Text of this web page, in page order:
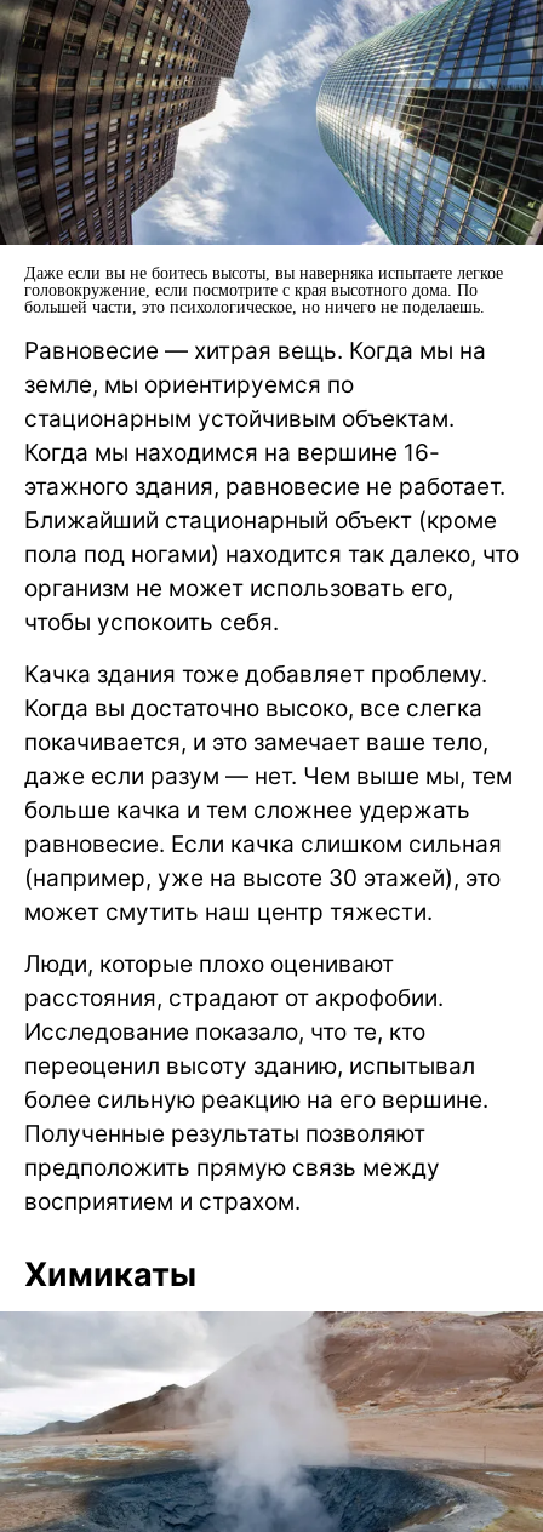
Даже если вы не боитесь высоты, вы наверняка испытаете легкое
головокружение, если посмотрите с края высотного дома. По
большей части, это психологическое, но ничего не поделаешь.
Равновесие — хитрая вещь. Когда мы на
земле, мы ориентируемся по
стационарным устойчивым объектам.
Когда мы находимся на вершине 16-
этажного здания, равновесие не работает.
Ближайший стационарный объект (кроме
пола под ногами) находится так далеко, что
организм не может использовать его,
чтобы успокоить себя.
Качка здания тоже добавляет проблему.
Когда вы достаточно высоко, все слегка
покачивается, и это замечает ваше тело,
даже если разум — нет. Чем выше мы, тем
больше качка и тем сложнее удержать
равновесие. Если качка слишком сильная
(например, уже на высоте 30 этажей), это
может смутить наш центр тяжести.
Люди, которые плохо оценивают
расстояния, страдают от акрофобии.
Исследование показало, что те, кто
переоценил высоту зданию, испытывал
более сильную реакцию на его вершине.
Полученные результаты позволяют
предположить прямую связь между
восприятием и страхом.
Химикаты